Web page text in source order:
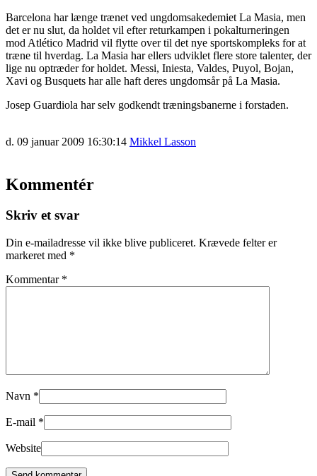
Barcelona har længe trænet ved ungdomsakedemiet La Masia, men
det er nu slut, da holdet vil efter returkampen i pokalturneringen
mod Atlético Madrid vil flytte over til det nye sportskompleks for at
træne til hverdag. La Masia har ellers udviklet flere store talenter, der
lige nu optræder for holdet. Messi, Iniesta, Valdes, Puyol, Bojan,
Xavi og Busquets har alle haft deres ungdomsår på La Masia.
Josep Guardiola har selv godkendt træningsbanerne i forstaden.
d. 09 januar 2009 16:30:14 Mikkel Lasson
Kommentér
Skriv et svar
Din e-mailadresse vil ikke blive publiceret. Krævede felter er
markeret med *
Kommentar *
Navn *
E-mail *
Website